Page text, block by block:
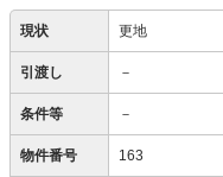
現状 更地
引渡し －
条件等 －
物件番号 163